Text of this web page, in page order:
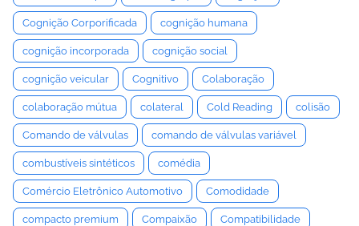
Cognição Corporificada cognição humana
cognição incorporada cognição social
cognição veicular Cognitivo Colaboração
colaboração mútua colateral Cold Reading colisão
Comando de válvulas comando de válvulas variável
combustíveis sintéticos comédia
Comércio Eletrônico Automotivo Comodidade
compacto premium Compaixão Compatibilidade